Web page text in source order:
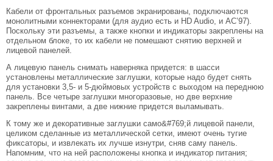
Кабели от фронтальных разъемов экранированы, подключаются
монолитными коннекторами (для аудио есть и HD Audio, и AC’97).
Поскольку эти разъемы, а также кнопки и индикаторы закреплены на
отдельном блоке, то их кабели не помешают снятию верхней и
лицевой панелей.
А лицевую панель снимать наверняка придется: в шасси
установлены металлические заглушки, которые надо будет снять
для установки 3,5- и 5-дюймовых устройств с выходом на переднюю
панель. Все четыре заглушки многоразовые, но две верхние
закреплены винтами, а две нижние придется выламывать.
К тому же и декоративные заглушки само&#769;й лицевой панели,
целиком сделанные из металлической сетки, имеют очень тугие
фиксаторы, и извлекать их лучше изнутри, сняв саму панель.
Напомним, что на ней расположены кнопка и индикатор питания;